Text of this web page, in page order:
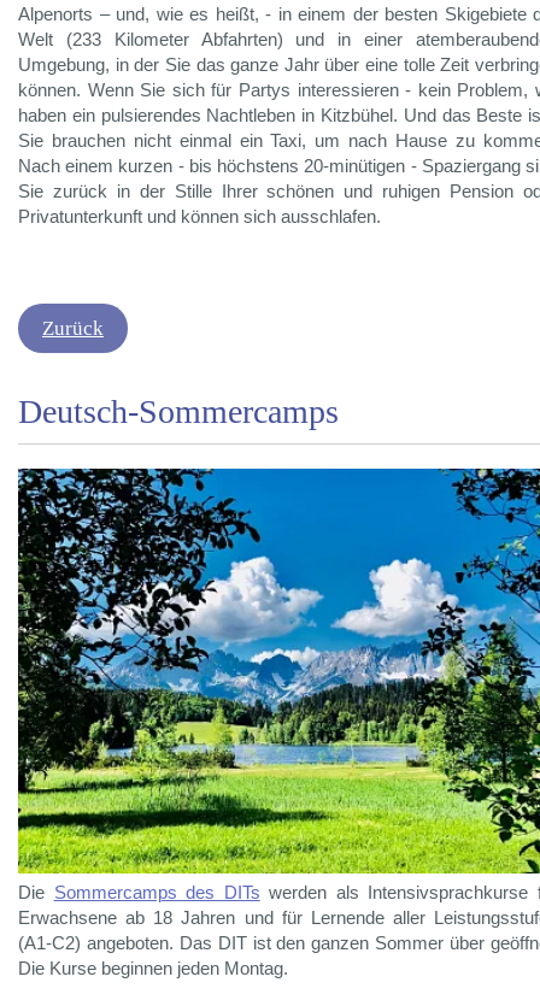
Alpenorts – und, wie es heißt, - in einem der besten Skigebiete
Welt (233 Kilometer Abfahrten) und in einer
Umgebung, in der Sie das ganze Jahr über eine tolle Zeit
können. Wenn Sie sich für Partys interessieren - kein Problem,
haben ein pulsierendes Nachtleben in Kitzbühel. Und das Beste
Sie brauchen nicht einmal ein Taxi, um nach Hause zu
Nach einem kurzen - bis höchstens 20-minütigen - Spaziergang
Sie zurück in der Stille Ihrer schönen und ruhigen Pension
Privatunterkunft und können sich ausschlafen.
Zurück
Deutsch-Sommercamps
Die Sommercamps des DITs werden als Intensivsprachkurse
Erwachsene ab 18 Jahren und für Lernende aller
(A1-C2) angeboten. Das DIT ist den ganzen Sommer über
Die Kurse beginnen jeden Montag.